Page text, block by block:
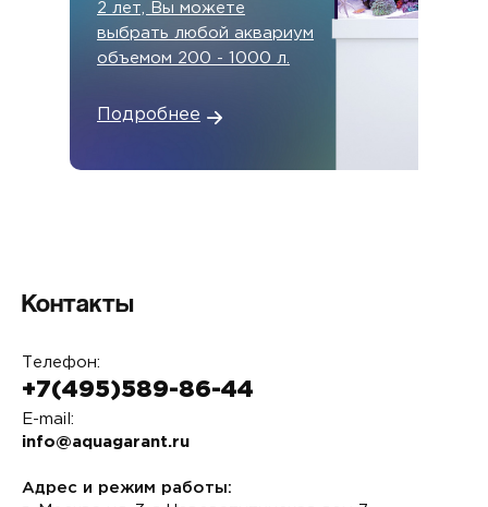
2 лет, Вы можете
выбрать любой аквариум
объемом 200 - 1000 л.
Подробнее
Контакты
Телефон:
+7(495)589-86-44
E-mail:
info@aquagarant.ru
Адрес и режим работы: